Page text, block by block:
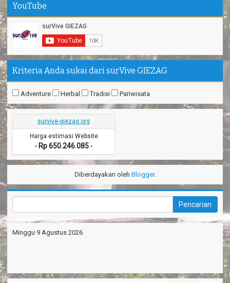
YouTube
Kriteria Anda sukai dari surVive GIEZAG
Adventure Herbal Tradisi Pariwisata
survive-giezag.org
Harga estimasi Website
• Rp 650.246.085 •
Diberdayakan oleh Blogger.
Minggu 9 Agustus 2026